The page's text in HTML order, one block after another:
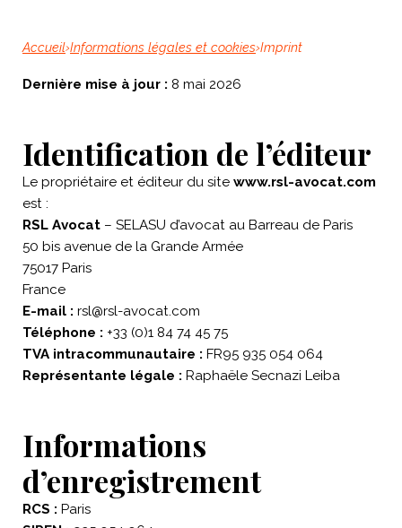
Accueil›Informations légales et cookies›Imprint
Dernière mise à jour : 8 mai 2026
Identification de l’éditeur
Le propriétaire et éditeur du site www.rsl-avocat.com
est :
RSL Avocat – SELASU d’avocat au Barreau de Paris
50 bis avenue de la Grande Armée
75017 Paris
France
E-mail : rsl@rsl-avocat.com
Téléphone : +33 (0)1 84 74 45 75
TVA intracommunautaire : FR95 935 054 064
Représentante légale : Raphaële Secnazi Leiba
Informations
d’enregistrement
RCS : Paris